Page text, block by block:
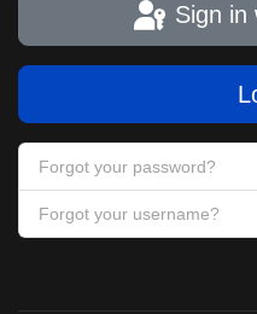
Sign in
Forgot your password?
Forgot your username?